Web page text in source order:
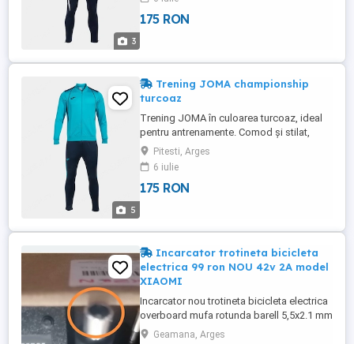
3
cu acest outfit unic! Costum de trening
compus dintr-un hanorac cu fermoar și
175 RON
5
Trening JOMA championship
turcoaz
Trening JOMA în culoarea turcoaz, ideal
pentru antrenamente. Comod și stilat,
acest trening va fi alegerea perfectă
pentru activitățile sportive. Ieși în evidență
cu acest outfit unic! Costum de trening
compus dintr-un hanorac cu fermoar și
Pitesti, Arges
6 iulie
175 RON
Incarcator trotineta bicicleta
electrica 99 ron NOU 42v 2A model
XIAOMI
Incarcator nou trotineta bicicleta electrica
overboard mufa rotunda barell 5,5x2.1 mm
Model xiaomi aoro si multe compatibile
Geamana, Arges